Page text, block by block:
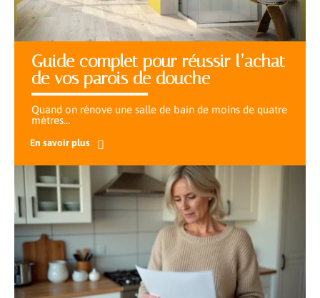
Guide complet pour réussir l’achat
de vos parois de douche
Quand on rénove une salle de bain de moins de quatre
mètres…
En savoir plus